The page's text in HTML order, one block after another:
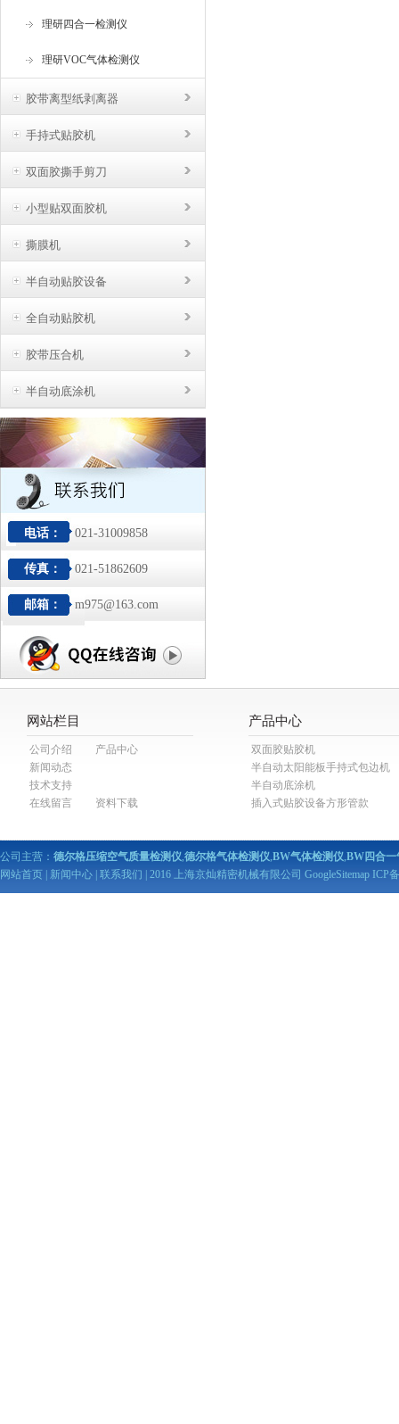
理研四合一检测仪
理研VOC气体检测仪
胶带离型纸剥离器
手持式贴胶机
双面胶撕手剪刀
小型贴双面胶机
撕膜机
半自动贴胶设备
全自动贴胶机
胶带压合机
半自动底涂机
电话： 021-31009858
传真： 021-51862609
邮箱： m975@163.com
网站栏目
公司介绍
产品中心
新闻动态
技术支持
在线留言
资料下载
产品中心
双面胶贴胶机
半自动太阳能板手持式包边机
半自动底涂机
插入式贴胶设备方形管款
公司主营： 德尔格压缩空气质量检测仪,德尔格气体检测仪,BW气体检测仪,BW四合一
网站首页
新闻中心 联系我们 | 2016 上海京灿精密机械有限公司 GoogleSitemap ICP